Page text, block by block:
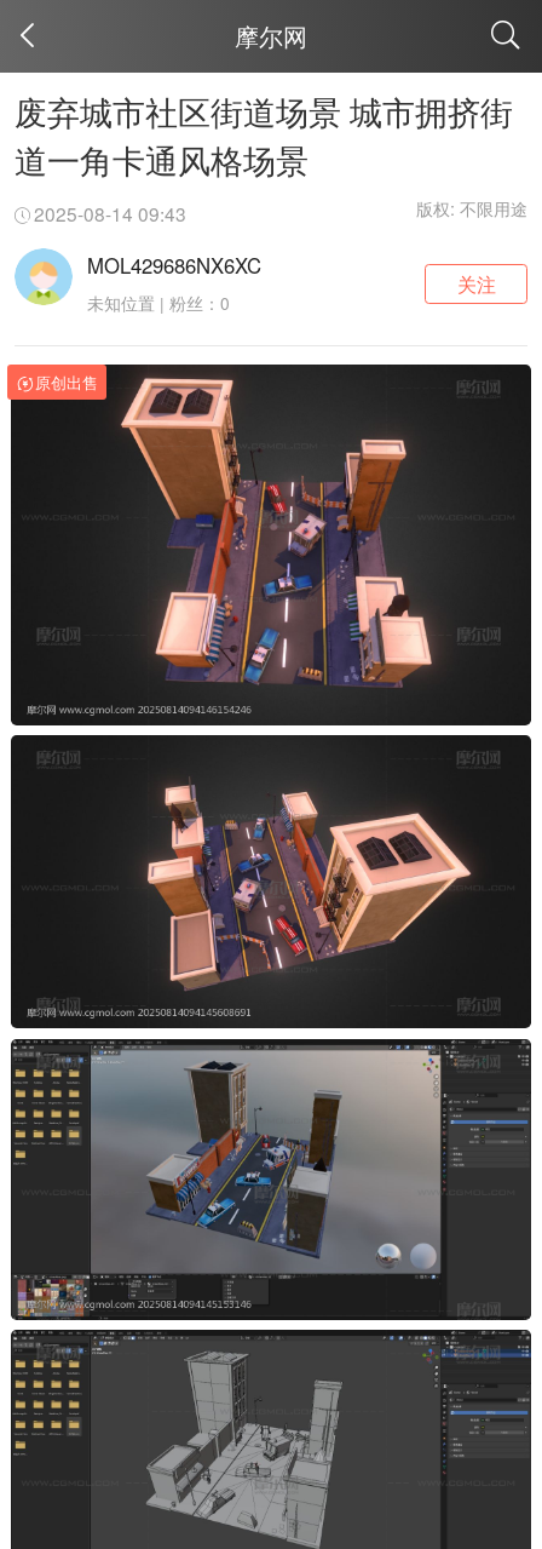
摩尔网
废弃城市社区街道场景 城市拥挤街
道一角卡通风格场景
2025-08-14 09:43 版权: 不限用途
MOL429686NX6XC
未知位置 | 粉丝：0
关注
原创出售
取消